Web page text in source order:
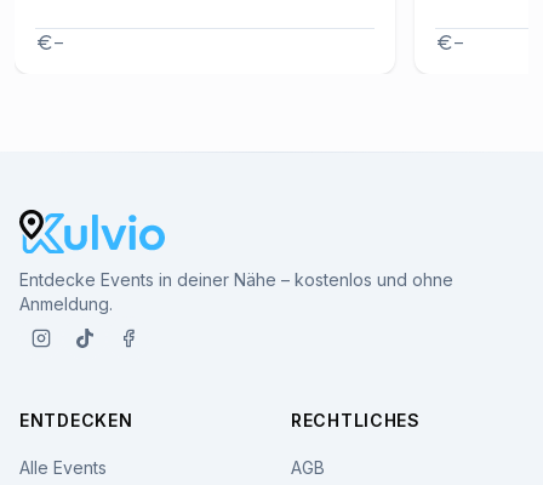
– –
Entdecke Events in deiner Nähe – kostenlos und ohne
Anmeldung.
ENTDECKEN
Alle Events
RECHTLICHES
AGB